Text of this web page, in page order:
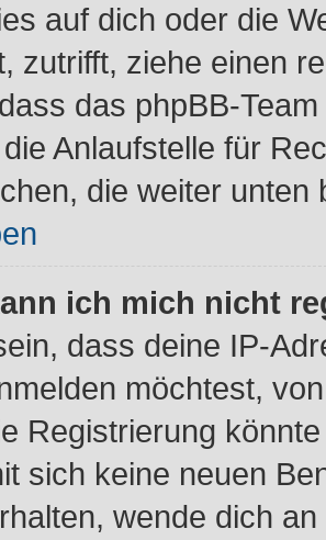
auf dich oder die
zutrifft, ziehe einen
das phpBB-
Anlaufstelle für
die weiter unten
ich mich nicht
dass deine IP-
möchtest,
Registrierung
sich keine neuen
wende dich